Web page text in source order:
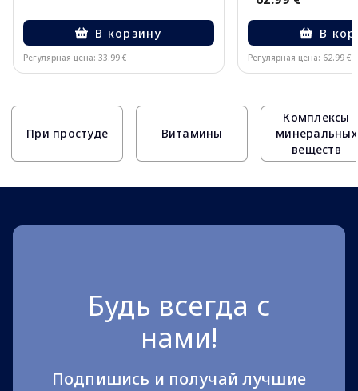
В корзину
Регулярная цена: 33.99 €
В
Регулярная цена: 62.99 €
При простуде Витамины
Комплексы
минеральных
веществ
Будь всегда с
нами!
Подпишись и получай лучшие